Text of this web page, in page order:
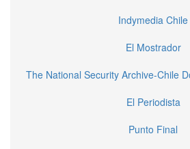
Indymedia Chile
El Mostrador
The National Security Archive-Chile
El Periodista
Punto Final